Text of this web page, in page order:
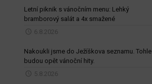
Letní piknik s vánočním menu: Lehký
bramborový salát a 4x smažené
6.8.2026
Nakoukli jsme do Ježíškova seznamu. Tohle
budou opět vánoční hity.
5.8.2026